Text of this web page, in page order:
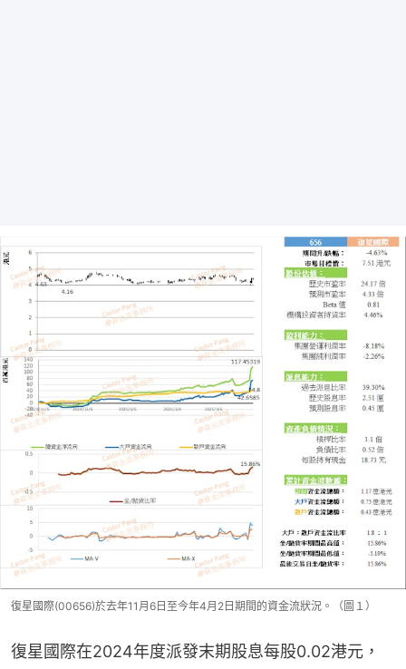
復星國際(00656)於去年11月6日至今年4月2日期間的資金流狀況。（圖１）
復星國際在2024年度派發末期股息每股0.02港元，